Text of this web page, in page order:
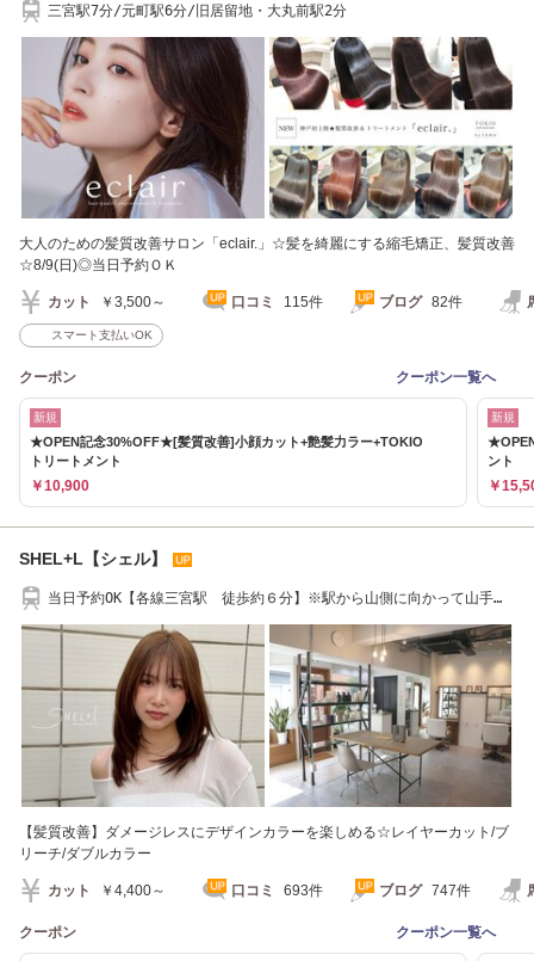
三宮駅7分/元町駅6分/旧居留地・大丸前駅2分
大人のための髪質改善サロン「eclair.」☆髪を綺麗にする縮毛矯正、髪質改善
☆8/9(日)◎当日予約ＯＫ
カット ￥3,500～ 口コミ 115件 ブログ 82件
スマート支払いOK
クーポン クーポン一覧へ
新規
★OPEN記念30%OFF★[髪質改善]小顔カット+艶髪力ラー+TOKIO
トリートメント
￥10,900
新規
ント
￥
SHEL+L【シェル】
当日予約OK【各線三宮駅 徒歩約６分】※駅から山側に向かって山手幹
【髪質改善】ダメージレスにデザインカラーを楽しめる☆レイヤーカット/ブ
リーチ/ダブルカラー
カット ￥4,400～ 口コミ 693件 ブログ 747件
クーポン クーポン一覧へ